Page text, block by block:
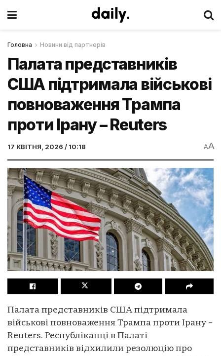
Головна Новини від партнерів
Палата представників
США підтримала військові
повноваження Трампа
проти Ірану – Reuters
17 КВІТНЯ, 2026 / 10:18 AA
Палата представників США підтримала
військові повноваження Трампа проти Ірану –
Reuters. Республіканці в Палаті
представників відхилили резолюцію про